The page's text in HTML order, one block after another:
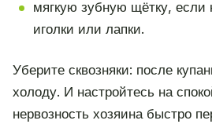
мягкую зубную щётку, если
иголки или лапки.
Уберите сквозняки: после
холоду. И настройтесь на
нервозность хозяина быстро